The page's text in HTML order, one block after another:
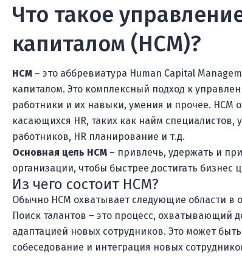
Что такое
капиталом (HCM)?
HCM – это аббревиатура Human Capital
капиталом. Это комплексный подход к
работники и их навыки, умения и прочее. HCM
касающихся HR, таких как найм
работников, HR планирование и т.д.
Основная цель HCM – привлечь, удержать и
организации, чтобы быстрее достигать
Из чего состоит HCM?
Обычно HCM охватывает следующие области в
Поиск талантов – это процесс, охватывающий
адаптацией новых сотрудников. Это может
собеседование и интеграция новых